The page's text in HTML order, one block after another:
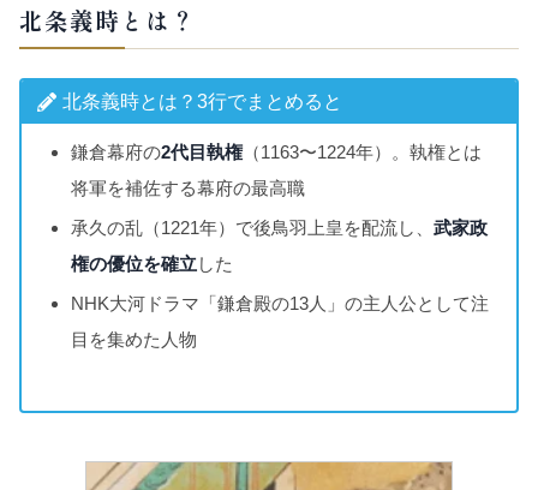
北条義時とは？
北条義時とは？3行でまとめると
鎌倉幕府の2代目執権（1163〜1224年）。執権とは
将軍を補佐する幕府の最高職
承久の乱（1221年）で後鳥羽上皇を配流し、 武家政
権の優位を確立した
NHK大河ドラマ「鎌倉殿の13人」の主人公として注
目を集めた人物